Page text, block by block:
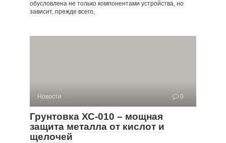
обусловлена не только компонентами устройства, но
зависит, прежде всего,
Новости 0
Грунтовка ХС-010 – мощная
защита металла от кислот и
щелочей